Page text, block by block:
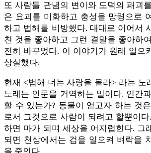
또 사람들 관념의 변이와 도덕의 패괴
은 요괴를 미화하고 충성을 망령으로
하고 법해를 비방했다. 대대로 이어서
친 것을 좋아하고 그런 결말을 좋아하
전히 바꾸었다. 이 이야기가 원래 일으
상실했다.
현재 <법해 너는 사랑을 몰라> 라는 노
노래는 인문을 거역하는 일이다. 인간
할 수 있는가? 동물이 얻고자 하는 것
로서 그것으로 사람이 되려고 할뿐이
하면 마가 되며 세상을 어지럽힌다. 그
되면 천상에서는 겁을 일으켜 벼락을